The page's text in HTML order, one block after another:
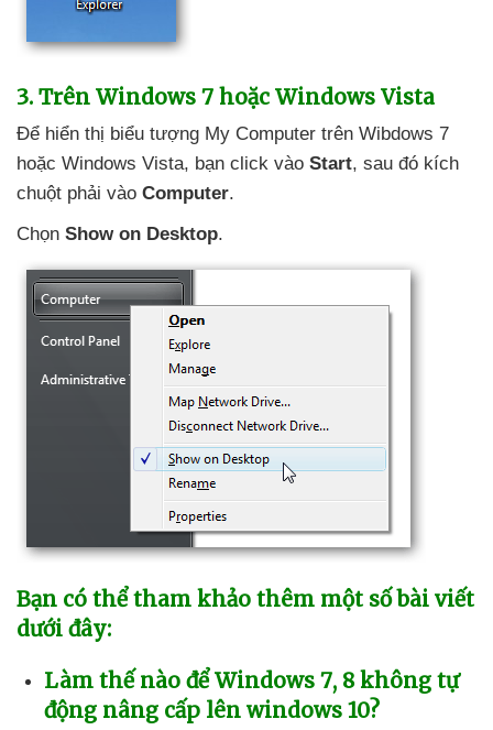
3. Trên Windows 7 hoặc Windows Vista
Để hiển thị biểu tượng My Computer trên Wibdows 7
hoặc Windows Vista, bạn click vào Start, sau đó kích
chuột phải vào Computer.
Chọn Show on Desktop.
Bạn có thể tham khảo thêm một số bài viết
dưới đây:
Làm thế nào để Windows 7, 8 không tự
động nâng cấp lên windows 10?